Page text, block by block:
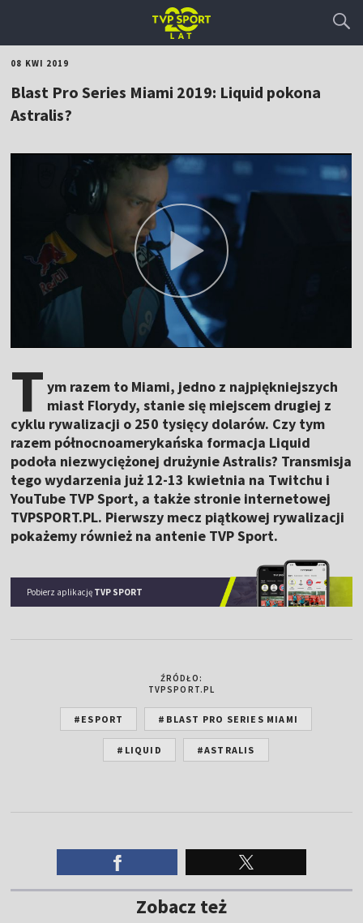
08 KWI 2019
Blast Pro Series Miami 2019: Liquid pokona
Astralis?
T ym razem to Miami, jedno z najpiękniejszych
miast Florydy, stanie się miejscem drugiej z
cyklu rywalizacji o 250 tysięcy dolarów. Czy tym
razem północnoamerykańska formacja Liquid
podoła niezwyciężonej drużynie Astralis? Transmisja
tego wydarzenia już 12-13 kwietnia na Twitchu i
YouTube TVP Sport, a także stronie internetowej
TVPSPORT.PL. Pierwszy mecz piątkowej rywalizacji
pokażemy również na antenie TVP Sport.
Pobierz aplikację TVP SPORT
ŹRÓDŁO:
TVPSPORT.PL
#ESPORT #BLAST PRO SERIES MIAMI
#LIQUID #ASTRALIS
Zobacz też